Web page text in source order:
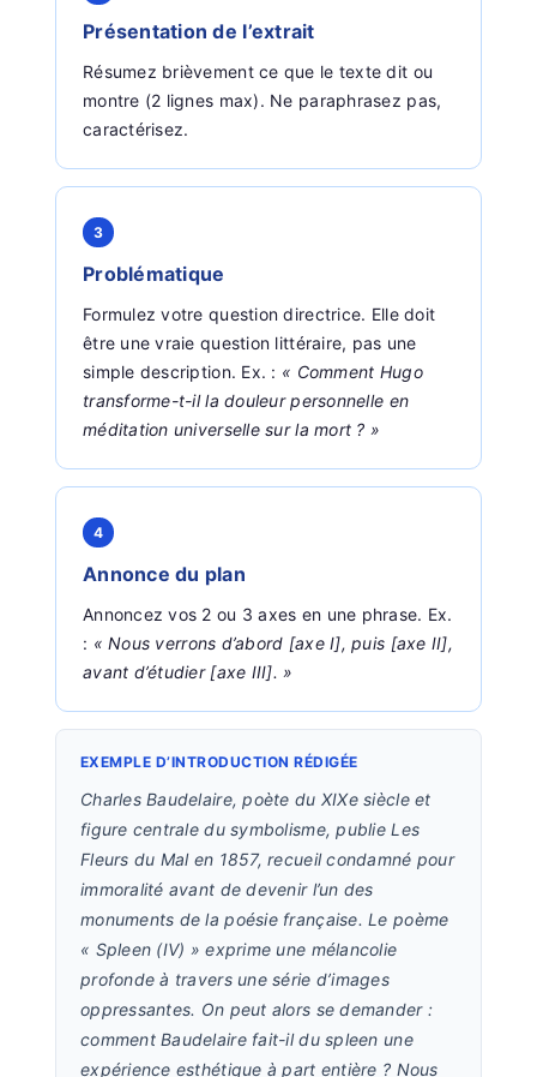
Présentation de l’extrait
Résumez brièvement ce que le texte dit ou
montre (2 lignes max). Ne paraphrasez pas,
caractérisez.
3
Problématique
Formulez votre question directrice. Elle doit
être une vraie question littéraire, pas une
simple description. Ex. : « Comment Hugo
transforme-t-il la douleur personnelle en
méditation universelle sur la mort ? »
4
Annonce du plan
Annoncez vos 2 ou 3 axes en une phrase. Ex.
: « Nous verrons d’abord [axe I], puis [axe II],
avant d’étudier [axe III]. »
EXEMPLE D’INTRODUCTION RÉDIGÉE
Charles Baudelaire, poète du XIXe siècle et
figure centrale du symbolisme, publieLes
Fleurs du Malen 1857, recueil condamné pour
immoralité avant de devenir l’un des
monuments de la poésie française. Le poème
« Spleen (IV) » exprime une mélancolie
profonde à travers une série d’images
oppressantes. On peut alors se demander :
comment Baudelaire fait-il du spleen une
expérience esthétique à part entière ? Nous